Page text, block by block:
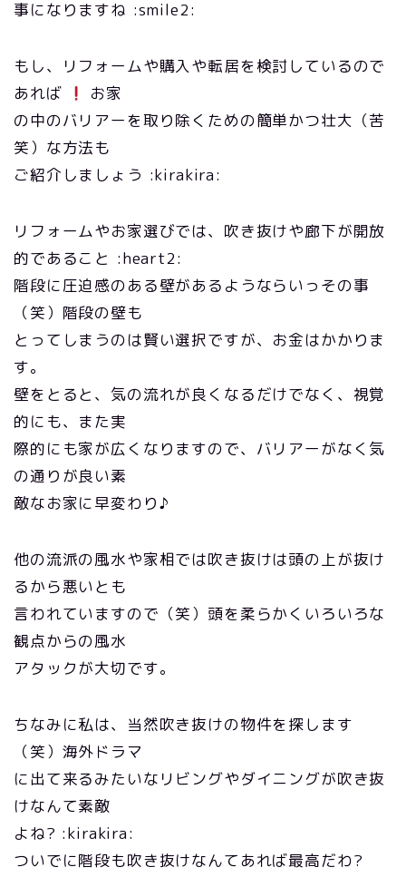
事になりますね :smile2:
もし、リフォームや購入や転居を検討しているので
あれば
お家
の中のバリアーを取り除くための簡単かつ壮大（苦
笑）な方法も
ご紹介しましょう :kirakira:
リフォームやお家選びでは、吹き抜けや廊下が開放
的であること :heart2:
階段に圧迫感のある壁があるようならいっその事
（笑）階段の壁も
とってしまうのは賢い選択ですが、お金はかかりま
す。
壁をとると、気の流れが良くなるだけでなく、視覚
的にも、また実
際的にも家が広くなりますので、バリアーがなく気
の通りが良い素
敵なお家に早変わり♪
他の流派の風水や家相では吹き抜けは頭の上が抜け
るから悪いとも
言われていますので（笑）頭を柔らかくいろいろな
観点からの風水
アタックが大切です。
ちなみに私は、当然吹き抜けの物件を探します
（笑）海外ドラマ
に出て来るみたいなリビングやダイニングが吹き抜
けなんて素敵
よね? :kirakira:
ついでに階段も吹き抜けなんてあれば最高だわ?